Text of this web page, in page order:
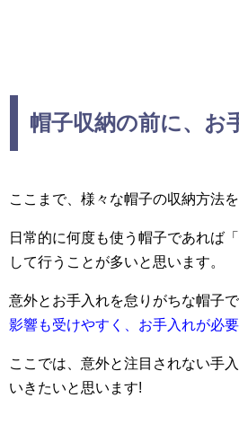
帽子収納の前に、お
ここまで、様々な帽子の収納方法
日常的に何度も使う帽子であれば
して行うことが多いと思います。
意外とお手入れを怠りがちな帽子で
影響も受けやすく、お手入れが必要
ここでは、意外と注目されない手
いきたいと思います!